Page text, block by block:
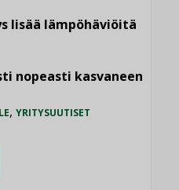
lisää lämpöhäviöitä
nopeasti kasvaneen
, YRITYSUUTISET